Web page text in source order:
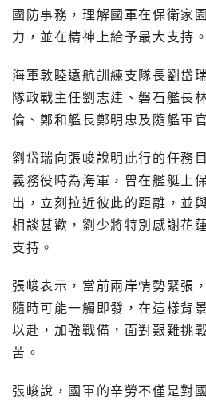
國防事務，理解國軍在保衛家
力，並在精神上給予最大支持。
海軍敦睦遠航訓練支隊長劉岱
隊政戰主任劉志建、磐石艦長
倫、鄭和艦長鄭明忠及隨艦軍
劉岱瑞向張峻說明此行的任務
義務役時為海軍，曾在艦艇上
出，立刻拉近彼此的距離，並
相談甚歡，劉少將特別感謝花
支持。
張峻表示，當前兩岸情勢緊張
隨時可能一觸即發，在這樣背
以赴，加強戰備，面對艱難挑
苦。
張峻說，國軍的辛勞不僅是對